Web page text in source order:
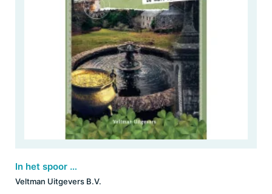
In het spoor van de legende - De munt van Wicklow
Veltman Uitgevers B.V.